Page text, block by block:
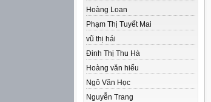
Hoàng Loan
Phạm Thị Tuyết Mai
vũ thị hái
Đinh Thị Thu Hà
Hoàng văn hiếu
Ngô Văn Học
Nguyễn Trang